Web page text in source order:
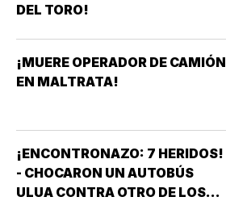
DEL TORO!
¡MUERE OPERADOR DE CAMIÓN
EN MALTRATA!
¡ENCONTRONAZO: 7 HERIDOS!
- CHOCARON UN AUTOBÚS
ULUA CONTRA OTRO DE LOS